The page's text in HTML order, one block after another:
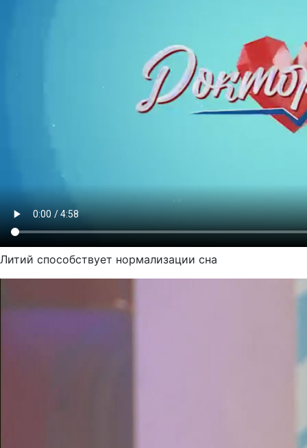
Литий способствует нормализации сна